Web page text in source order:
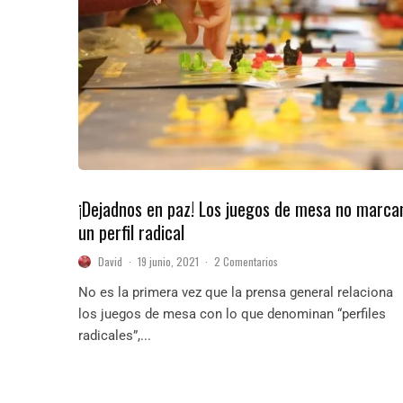
¡Dejadnos en paz! Los juegos de mesa no
un perfil radical
David · 19 junio, 2021 · 2 Comentarios
No es la primera vez que la prensa general relaciona
los juegos de mesa con lo que denominan “perfiles
radicales”,...